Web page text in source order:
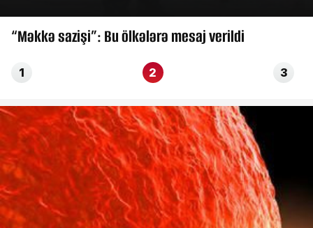
“Məkkə sazişi”: Bu ölkələrə mesaj verildi
1 2 3